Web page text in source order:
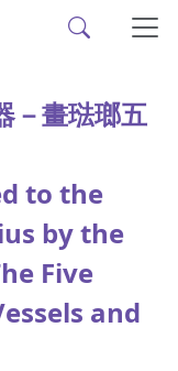
－畫琺瑯五
to the
by the
Five
and